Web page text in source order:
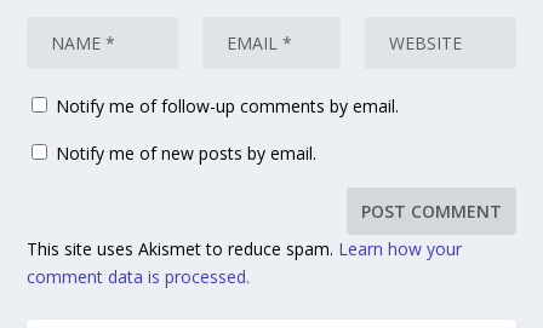
Notify me of follow-up comments by email.
Notify me of new posts by email.
This site uses Akismet to reduce spam. Learn how your
comment data is processed.